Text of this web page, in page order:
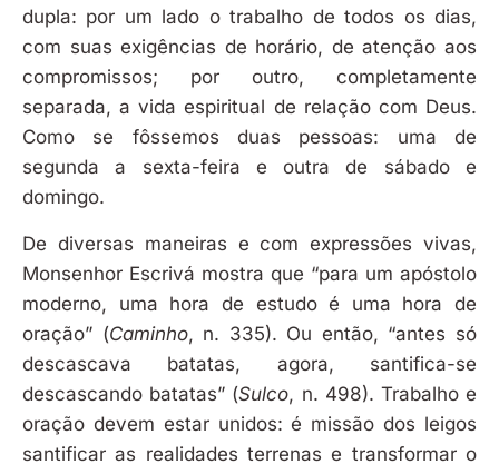
dupla: por um lado o trabalho de todos os dias,
com suas exigências de horário, de atenção aos
compromissos; por outro, completamente
separada, a vida espiritual de relação com Deus.
Como se fôssemos duas pessoas: uma de
segunda a sexta-feira e outra de sábado e
domingo.
De diversas maneiras e com expressões vivas,
Monsenhor Escrivá mostra que “para um apóstolo
moderno, uma hora de estudo é uma hora de
oração” (Caminho, n. 335). Ou então, “antes só
descascava batatas, agora, santifica-se
descascando batatas” (Sulco, n. 498). Trabalho e
oração devem estar unidos: é missão dos leigos
santificar as realidades terrenas e transformar o